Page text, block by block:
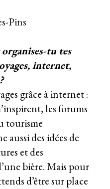
tu tes
internet,
grâce à internet :
les forums
tourisme
aussi des idées de
et des
bière. Mais pour
d’être sur place